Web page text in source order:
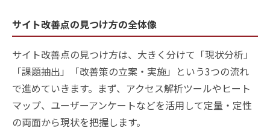
サイト改善点の見つけ方の全体像
サイト改善点の見つけ方は、大きく分けて「現状分析」
「課題抽出」「改善策の立案・実施」という3つの流れ
で進めていきます。まず、アクセス解析ツールやヒート
マップ、ユーザーアンケートなどを活用して定量・定性
の両面から現状を把握します。